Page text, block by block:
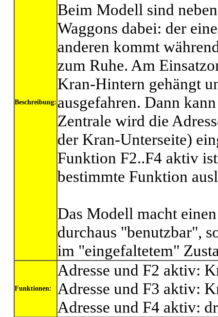
Beschreibung:
Beim Modell sind
Waggons dabei: der
anderen kommt
zum Ruhe. Am
Kran-Hintern gehängt
ausgefahren. Dann
Zentrale wird die
der Kran-Unterseite)
Funktion F2..F4 aktiv
bestimmte Funktion
Das Modell macht
durchaus "benutzbar",
im "eingefaltetem"
Funktionen:
Adresse und F2 aktiv:
Adresse und F3 aktiv:
Adresse und F4 aktiv: